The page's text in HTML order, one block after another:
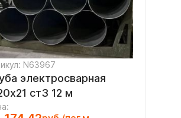
N63967
электросварная
ст3 12 м